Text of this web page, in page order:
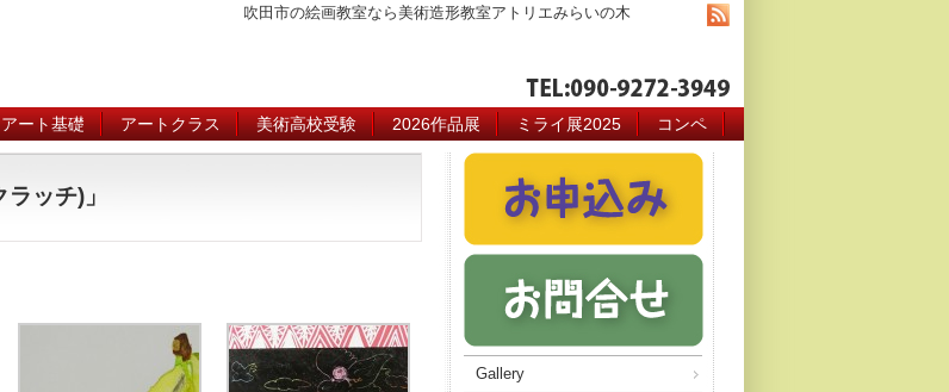
吹田市の絵画教室なら美術造形教室アトリエみらいの木
アート基礎 アートクラス 美術高校受験 2026作品展 ミライ展2025 コンペ
ッチ)」
Gallery